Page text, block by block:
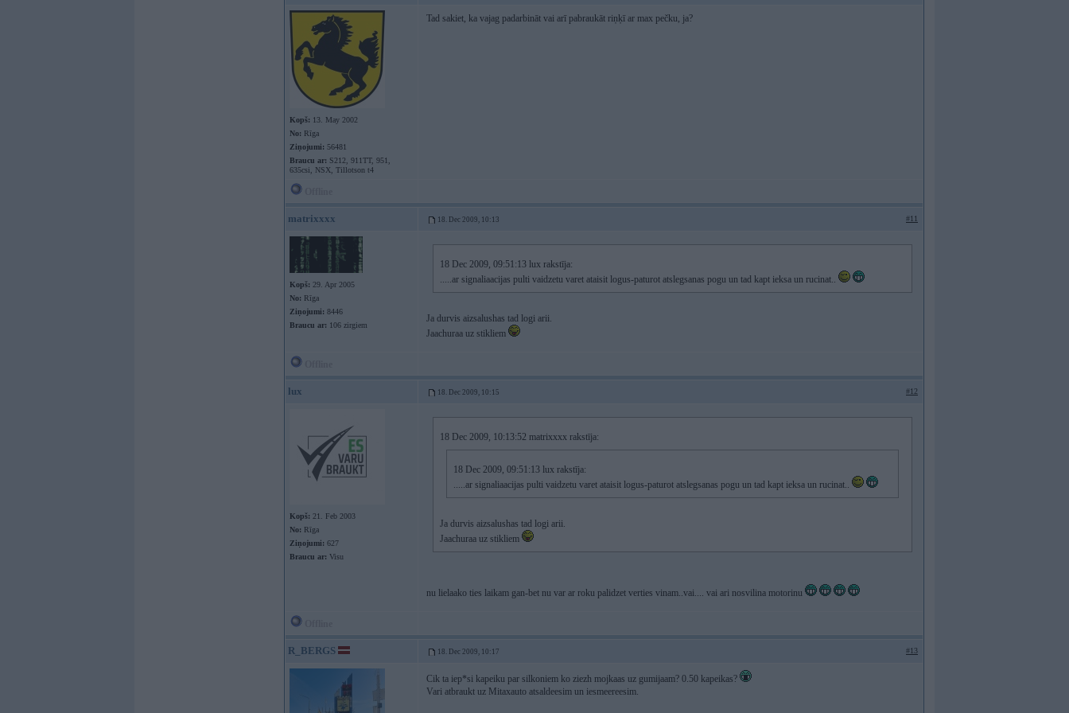
Kopš: 13. May 2002
No: Rīga
Ziņojumi: 56481
Braucu ar: S212, 911TT, 951,
635csi, NSX, Tillotson t4
Tad sakiet, ka vajag padarbināt vai arī pabraukāt riņķī ar max pečku, ja?
matrixxxx 18. Dec 2009, 10:13 #11
Kopš: 29. Apr 2005
No: Rīga
Ziņojumi: 8446
Braucu ar: 106 zirgiem
18 Dec 2009, 09:51:13 lux rakstīja:
.....ar signaliaacijas pulti vaidzetu varet ataisit logus-paturot atslegsanas pogu un tad kapt ieksa un rucinat..
Ja durvis aizsalushas tad logi arii.
Jaachuraa uz stikliem
lux 18. Dec 2009, 10:15 #12
Kopš: 21. Feb 2003
No: Rīga
Ziņojumi: 627
Braucu ar: Visu
18 Dec 2009, 10:13:52 matrixxxx rakstīja:
18 Dec 2009, 09:51:13 lux rakstīja:
.....ar signaliaacijas pulti vaidzetu varet ataisit logus-paturot atslegsanas pogu un tad kapt ieksa un rucinat..
Ja durvis aizsalushas tad logi arii.
Jaachuraa uz stikliem
nu lielaako ties laikam gan-bet nu var ar roku palidzet verties vinam..vai.... vai ari nosvilina motorinu
R_BERGS 18. Dec 2009, 10:17 #13
Cik ta iep*si kapeiku par silkoniem ko ziezh mojkaas uz gumijaam? 0.50 kapeikas?
Vari atbraukt uz Mitaxauto atsaldeesim un iesmeereesim.